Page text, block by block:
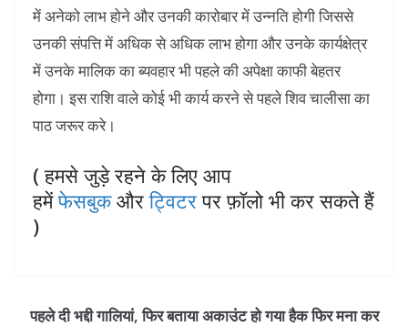
में अनेको लाभ होने और उनकी कारोबार में उन्नति होगी जिससे
उनकी संपत्ति में अधिक से अधिक लाभ होगा और उनके कार्यक्षेत्र
में उनके मालिक का ब्यवहार भी पहले की अपेक्षा काफी बेहतर
होगा। इस राशि वाले कोई भी कार्य करने से पहले शिव चालीसा का
पाठ जरूर करे।
( हमसे जुड़े रहने के लिए आप
हमेंफेसबुकऔरट्विटरपर फ़ॉलो भी कर सकते हैं
)
पहले दी भद्दी गालियां, फिर बताया अकाउंट हो गया हैक फिर मना कर